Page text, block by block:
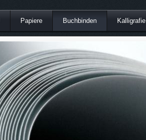
Papiere Buchbinden Kalligrafie